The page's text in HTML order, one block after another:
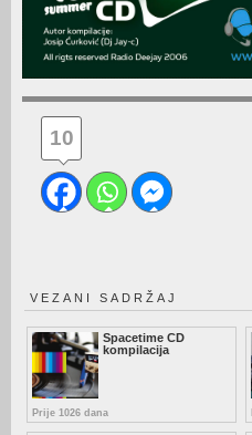
10
VEZANI SADRŽAJ
Spacetime CD
kompilacija
Prije 1026 dana